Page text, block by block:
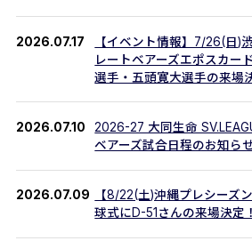
2026.07.17
【イベント情報】7/26(日)
レートベアーズエポスカー
選手・五頭寛大選手の来場
2026.07.10
2026-27 大同生命
ベアーズ試合日程のお知ら
2026.07.09
【8/22(土)沖縄プレシーズ
球式にD-51さんの来場決定！